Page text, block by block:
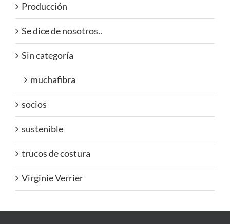
Producción
Se dice de nosotros..
Sin categoría
muchafibra
socios
sustenible
trucos de costura
Virginie Verrier